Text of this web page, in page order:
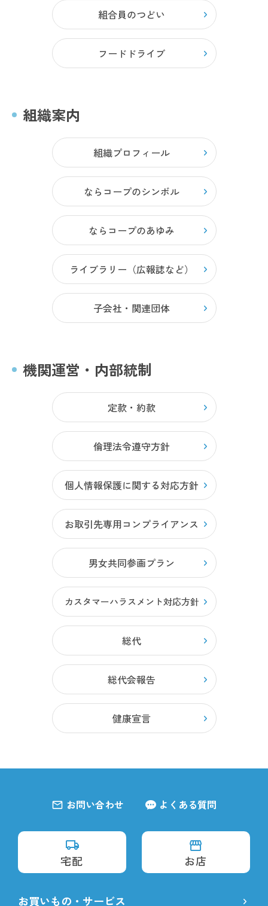
組合員のつどい
フードドライブ
組織案内
組織プロフィール
ならコープのシンボル
ならコープのあゆみ
ライブラリー（広報誌など）
子会社・関連団体
機関運営・内部統制
定款・約款
倫理法令遵守方針
個人情報保護に関する対応方針
お取引先専用コンプライアンス
男女共同参画プラン
カスタマーハラスメント対応方針
総代
総代会報告
健康宣言
お問い合わせ よくある質問
宅配 お店
お買いもの・サービス